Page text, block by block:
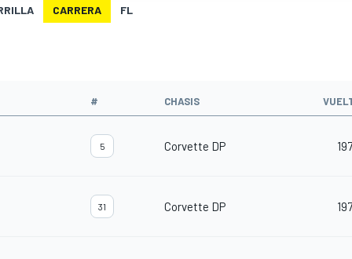
CARRERA FL
# CHASIS
5 Corvette DP 197
31 Corvette DP 197